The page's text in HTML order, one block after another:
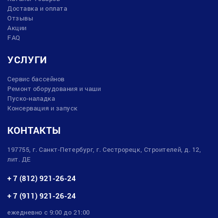
Доставка и оплата
Отзывы
Акции
FAQ
УСЛУГИ
Сервис бассейнов
Ремонт оборудования и чаши
Пуско-наладка
Консервация и запуск
КОНТАКТЫ
197755, г. Санкт-Петербург, г. Сестрорецк, Строителей, д. 12,
лит. ДЕ
+ 7 (812) 921-26-24
+ 7 (911) 921-26-24
ежедневно с 9:00 до 21:00